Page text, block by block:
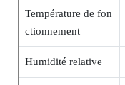
Température de fon
ctionnement
Humidité relative